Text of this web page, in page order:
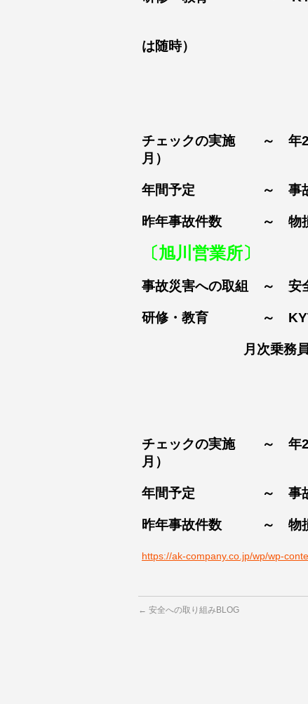
運転者への添
は随時）
日常点検の
外部研修機
チェックの実施 ～ 年2
月）
年間予定 ～ 事故・
昨年事故件数 ～ 物
〔旭川営業所〕
事故災害への取組 ～ 安
研修・教育 ～ KYT
月次乗務員教育
添乗指導 （
事故対策協会
チェックの実施 ～ 年2
月）
年間予定 ～ 事故・
昨年事故件数 ～ 物
https://ak-company.co.jp/wp/wp-
← 安全への取り組みBLOG